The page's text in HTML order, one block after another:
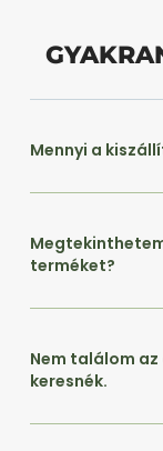
Mennyi a
terméket?
Nem találom
keresnék.